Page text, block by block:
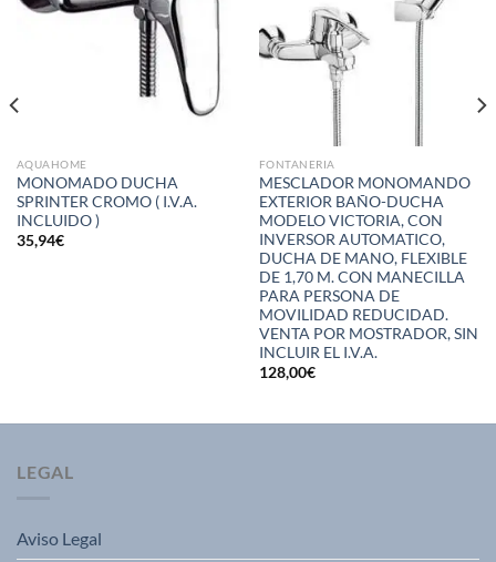
AQUAHOME
MONOMADO DUCHA
SPRINTER CROMO ( I.V.A.
INCLUIDO )
35,94€
FONTANERIA
MESCLADOR MONOMANDO
EXTERIOR BAÑO-DUCHA
MODELO VICTORIA, CON
INVERSOR AUTOMATICO,
DUCHA DE MANO, FLEXIBLE
DE 1,70 M. CON MANECILLA
PARA PERSONA DE
MOVILIDAD REDUCIDAD.
VENTA POR MOSTRADOR, SIN
INCLUIR EL I.V.A.
128,00€
LEGAL
Aviso Legal